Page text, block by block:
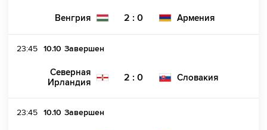
Венгрия 2 : 0 Армения
23:45 10.10 Завершен
Северная
Ирландия
2 : 0 Словакия
23:45 10.10 Завершен